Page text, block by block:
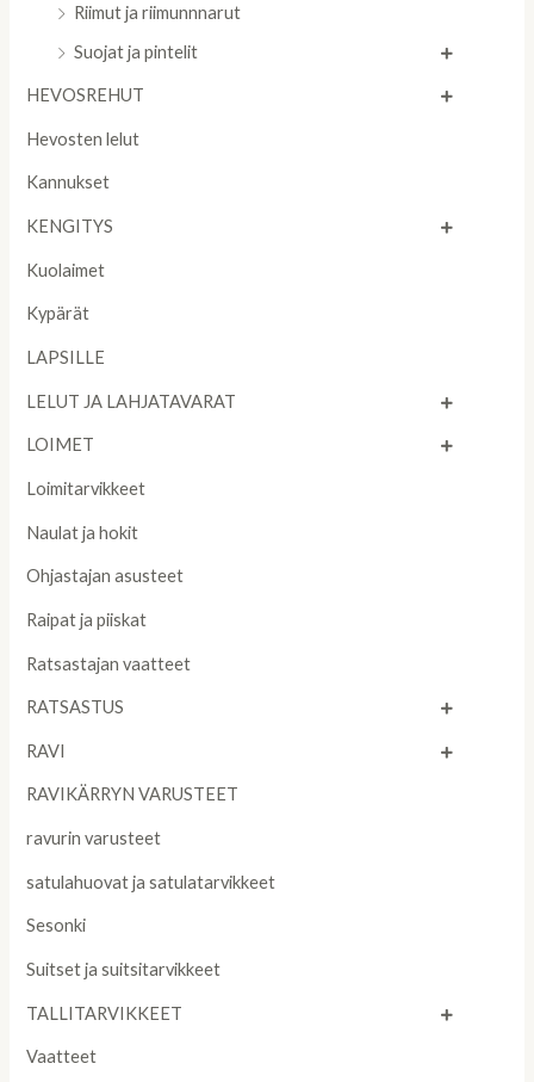
Riimut ja riimunnnarut
Suojat ja pintelit
HEVOSREHUT
Hevosten lelut
Kannukset
KENGITYS
Kuolaimet
Kypärät
LAPSILLE
LELUT JA LAHJATAVARAT
LOIMET
Loimitarvikkeet
Naulat ja hokit
Ohjastajan asusteet
Raipat ja piiskat
Ratsastajan vaatteet
RATSASTUS
RAVI
RAVIKÄRRYN VARUSTEET
ravurin varusteet
satulahuovat ja satulatarvikkeet
Sesonki
Suitset ja suitsitarvikkeet
TALLITARVIKKEET
Vaatteet